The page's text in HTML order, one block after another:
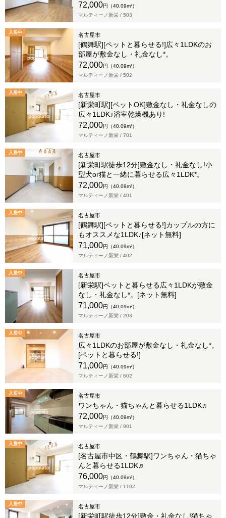
72,000円（40.09m²）
マルティーノ新栄 / 503
入居中 名古屋市
[鶴舞駅][ペットと暮らせる!]広々1LDKのお
部屋が敷金なし・礼金なし*。
72,000円（40.09m²）
マルティーノ新栄 / 502
入居中 名古屋市
[新栄町駅][ペットOK]敷金なし・礼金なしの
広々1LDK♪浴室乾燥機あり!
72,000円（40.09m²）
マルティーノ新栄 / 701
入居中 名古屋市
[新栄町駅徒歩12分]敷金なし・礼金なし!小
型犬or猫と一緒に暮らせる広々1LDK*。
72,000円（40.09m²）
マルティーノ新栄 / 401
入居中 名古屋市
[鶴舞駅][ペットと暮らせる!]カップルの方に
もオススメな1LDK♪[ネット無料]
71,000円（40.09m²）
マルティーノ新栄 / 402
入居中 名古屋市
[新栄駅]ペットと暮らせる広々1LDKが敷金
なし・礼金なし*。[ネット無料]
71,000円（40.09m²）
マルティーノ新栄 / 203
入居中 名古屋市
広々1LDKのお部屋が敷金なし・礼金なし*。
[ペットと暮らせる!]
71,000円（40.09m²）
マルティーノ新栄 / 602
入居中 名古屋市
ワンちゃん・猫ちゃんと暮らせる1LDK♬
72,000円（40.09m²）
マルティーノ新栄 / 901
入居中 名古屋市
[名古屋市中区・鶴舞駅]ワンちゃん・猫ちゃ
んと暮らせる1LDK♬
76,000円（40.09m²）
マルティーノ新栄 / 1102
入居中 名古屋市
[新栄町駅徒歩12分]敷金・礼金なし!猫ちゃ